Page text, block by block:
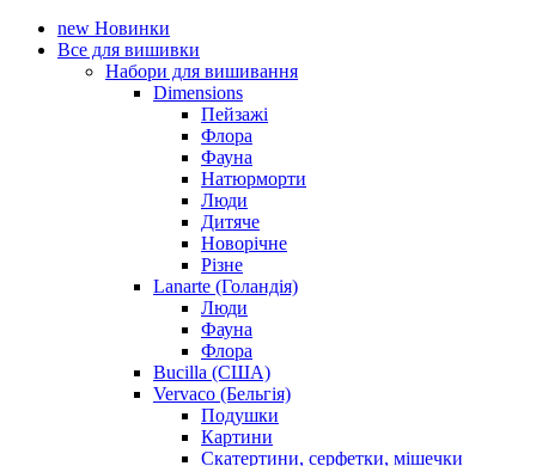
new Новинки
Все для вишивки
Набори для вишивання
Dimensions
Пейзажі
Флора
Фауна
Натюрморти
Люди
Дитяче
Новорічне
Різне
Lanarte (Голандія)
Люди
Фауна
Флора
Bucilla (США)
Vervaco (Бельгія)
Подушки
Картини
Скатертини, серфетки, мішечки